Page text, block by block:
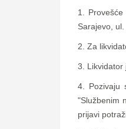
1.
Sarajevo,
2. Za
3. Likvidator
4. Pozivaju
"Službenim
prijavi